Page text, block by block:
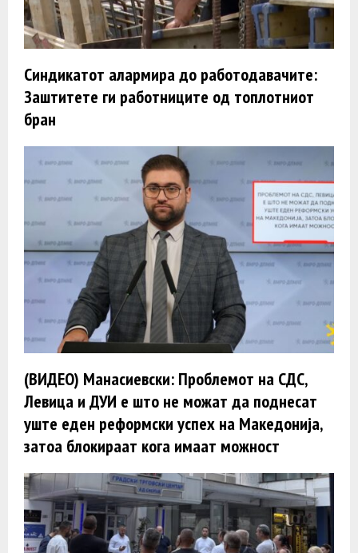
Синдикатот алармира до работодавачите:
Заштитете ги работниците од топлотниот
бран
(ВИДЕО) Манасиевски: Проблемот на СДС,
Левица и ДУИ е што не можат да поднесат
уште еден реформски успех на Македонија,
затоа блокираат кога имаат можност